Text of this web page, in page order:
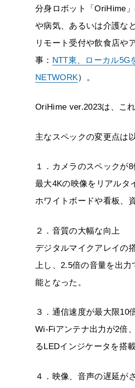
分身ロボット「OriHime
や病気、あるいは介護な
リモート受付や飲食店や
事： NTT東、ローカル5G
NETWORK）。
OriHime ver.2023は、こ
主なスペックの変更点は
１．カメラのスペックが8
最大4Kの映像をリアルタ
ホワイトボードや看板、
２．音質の大幅な向上
デジタルマイクアレイの
上し、2.5倍の音量を出
能となった。
３．通信速度が最大限10
Wi-Fiアンテナ出力が2倍
るLEDインジケータを搭
４．映像、音声の遅延が